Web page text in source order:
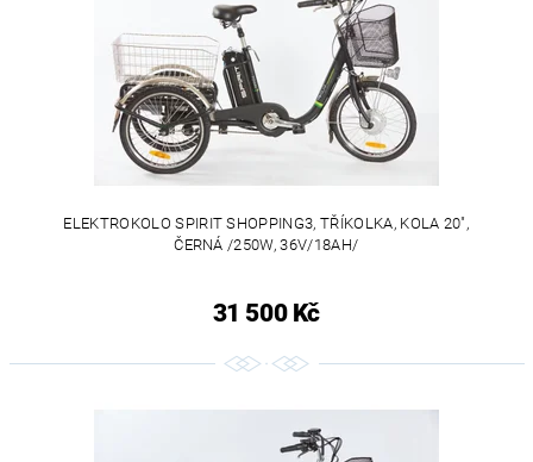
ELEKTROKOLO SPIRIT SHOPPING3, TŘÍKOLKA, KOLA 20",
ČERNÁ /250W, 36V/18AH/
31 500 Kč